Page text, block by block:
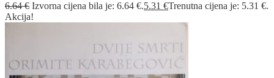
6.64€ Izvorna cijena bila je: 6.64 €.5.31 €Trenutna cijena je: 5.31 €.
Akcija!